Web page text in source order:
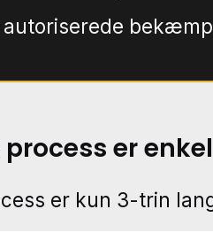
autoriserede
er enkel
er kun 3-trin